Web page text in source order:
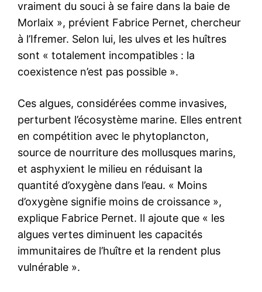
vraiment du souci à se faire dans la baie de
Morlaix », prévient Fabrice Pernet, chercheur
à l’Ifremer. Selon lui, les ulves et les huîtres
sont « totalement incompatibles : la
coexistence n’est pas possible ».
Ces algues, considérées comme invasives,
perturbent l’écosystème marine. Elles entrent
en compétition avec le phytoplancton,
source de nourriture des mollusques marins,
et asphyxient le milieu en réduisant la
quantité d’oxygène dans l’eau. « Moins
d’oxygène signifie moins de croissance »,
explique Fabrice Pernet. Il ajoute que « les
algues vertes diminuent les capacités
immunitaires de l’huître et la rendent plus
vulnérable ».